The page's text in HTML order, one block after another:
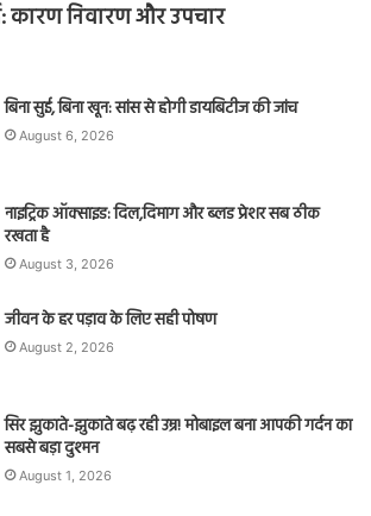
कारण निवारण और उपचार
बिना सुई, बिना खून: सांस से होगी डायबिटीज की जांच
August 6, 2026
नाइट्रिक ऑक्साइड: दिल,दिमाग और ब्लड प्रेशर सब ठीक
रखता है
August 3, 2026
जीवन के हर पड़ाव के लिए सही पोषण
August 2, 2026
सिर झुकाते-झुकाते बढ़ रही उम्र! मोबाइल बना आपकी गर्दन का
सबसे बड़ा दुश्मन
August 1, 2026